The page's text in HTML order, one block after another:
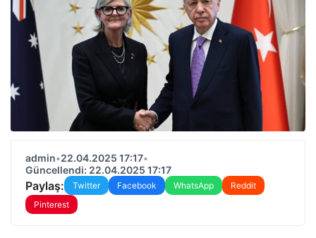
admin•22.04.2025 17:17•
Güncellendi: 22.04.2025 17:17
Paylaş: Twitter Facebook WhatsApp
Reddit
Pinterest